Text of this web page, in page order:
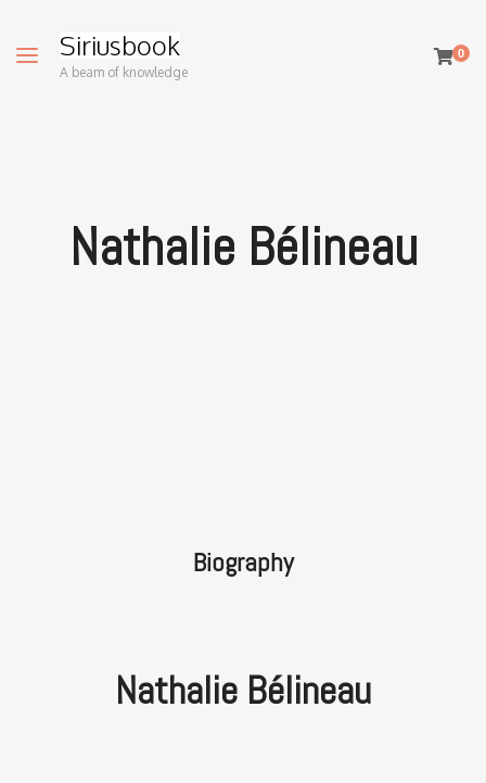
Siriusbook
A beam of knowledge
0
Nathalie Bélineau
Biography
Nathalie Bélineau